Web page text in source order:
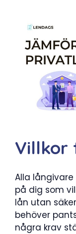
Villkor
Alla
på dig som
lån utan
behöver
några krav